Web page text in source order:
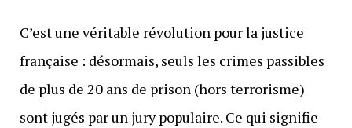
C’est une véritable révolution pour la justice
française : désormais, seuls les crimes passibles
de plus de 20 ans de prison (hors terrorisme)
sont jugés par un jury populaire. Ce qui signifie